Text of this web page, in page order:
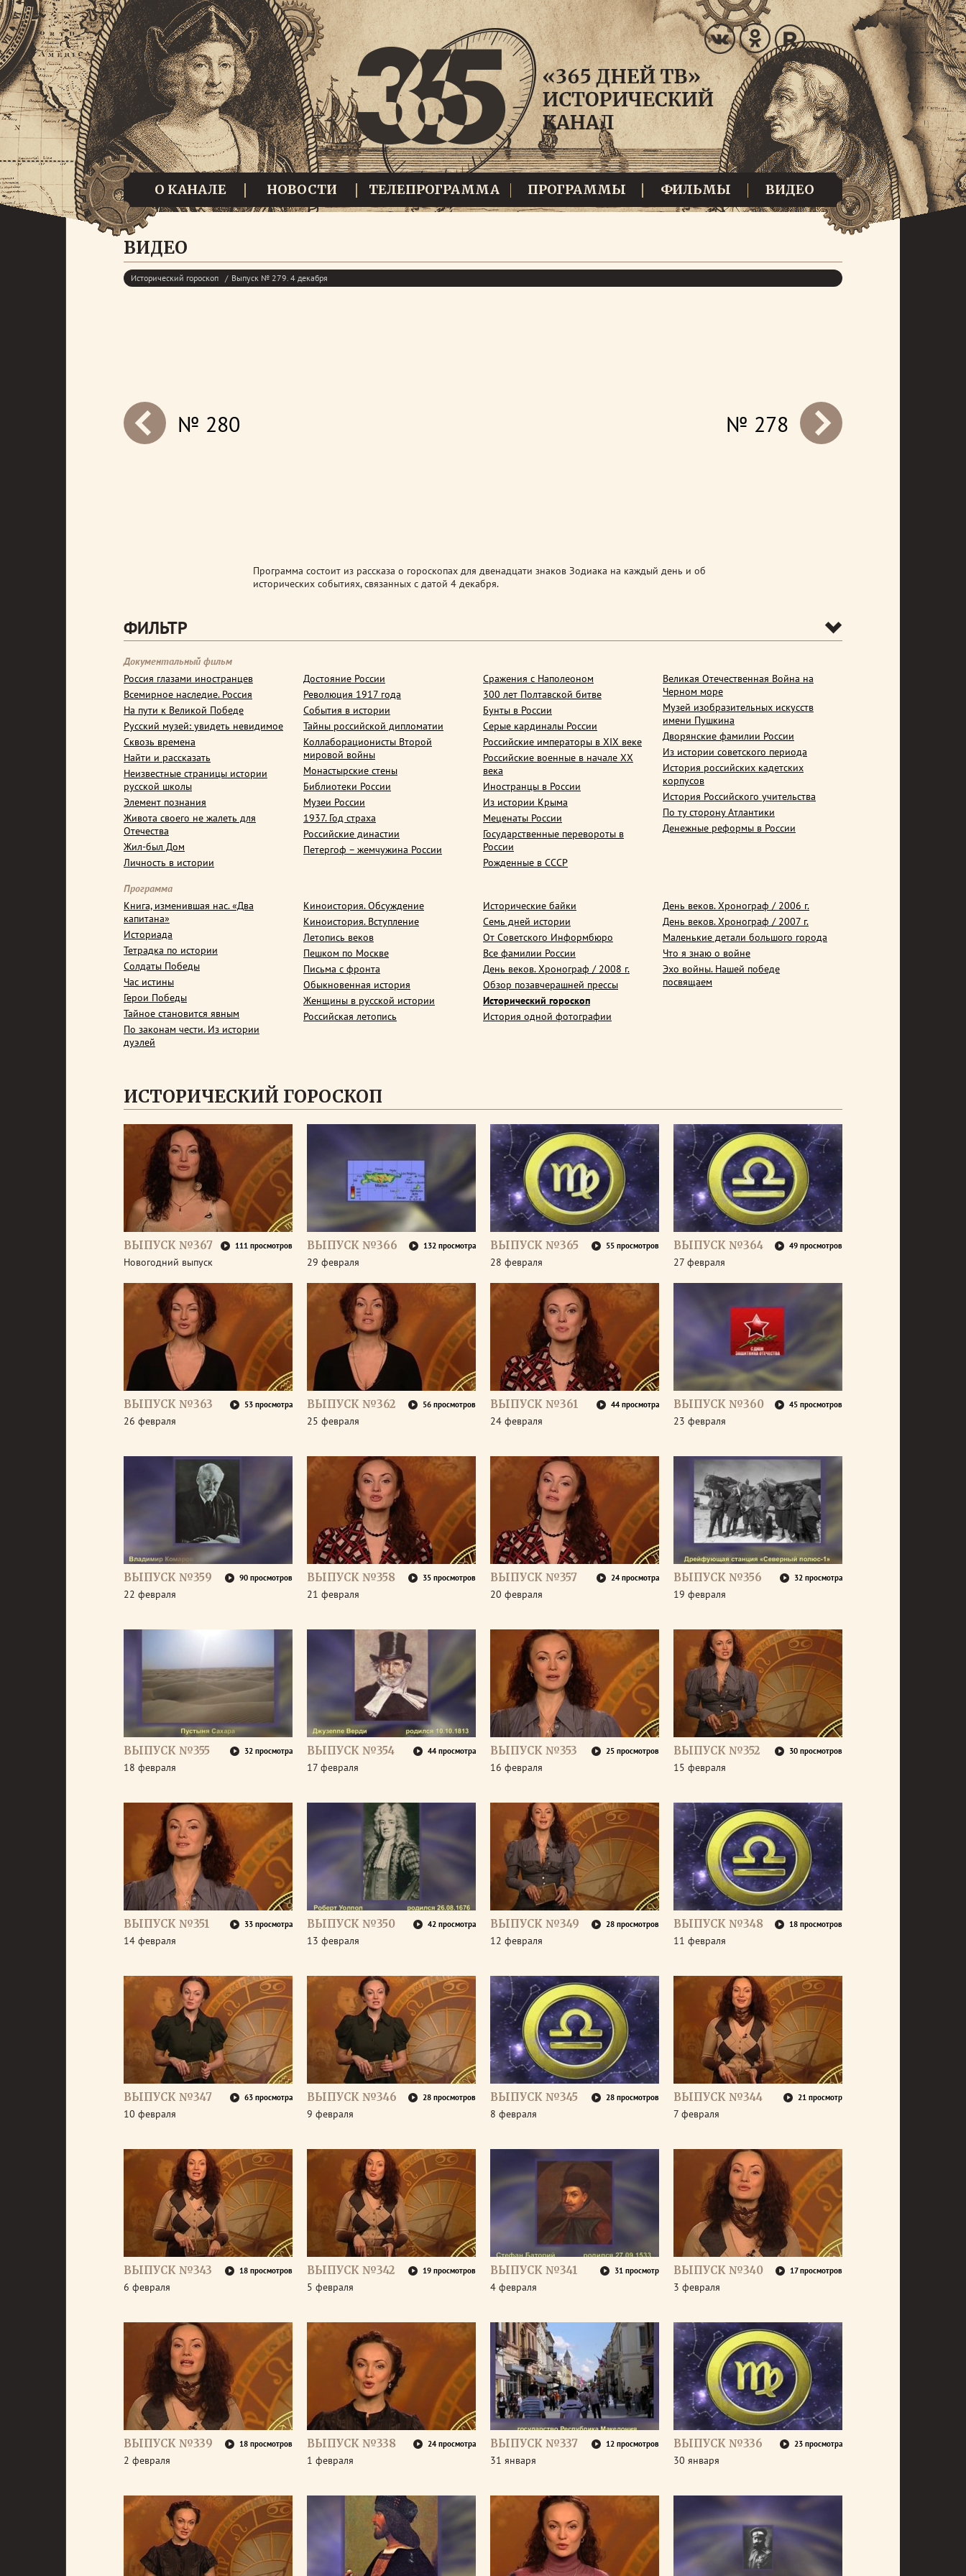
О КАНАЛЕ НОВОСТИ ТЕЛЕПРОГРАММА ПРОГРАММЫ ФИЛЬМЫ ВИДЕО
ВИДЕО
Исторический гороскоп Выпуск № 279. 4 декабря
prev
next № 278
№ 280
Программа состоит из рассказа о гороскопах для двенадцати знаков Зодиака на каждый день и об
исторических событиях, связанных с датой 4 декабря.
ФИЛЬТР
Документальный фильм
Россия глазами иностранцев
Всемирное наследие. Россия
На пути к Великой Победе
Русский музей: увидеть невидимое
Сквозь времена
Найти и рассказать
Неизвестные страницы истории
русской школы
Элемент познания
Живота своего не жалеть для
Отечества
Жил-был Дом
Личность в истории
Достояние России
Революция 1917 года
События в истории
Тайны российской дипломатии
Коллаборационисты Второй
мировой войны
Монастырские стены
Библиотеки России
Музеи России
1937. Год страха
Российские династии
Петергоф – жемчужина России
Сражения с Наполеоном
300 лет Полтавской битве
Бунты в России
Серые кардиналы России
Российские императоры в XIX веке
Российские военные в начале ХХ
века
Иностранцы в России
Из истории Крыма
Меценаты России
Государственные перевороты в
России
Рожденные в СССР
Великая Отечественная Война на
Черном море
Музей изобразительных искусств
имени Пушкина
Дворянские фамилии России
Из истории советского периода
История российских кадетских
корпусов
История Российского учительства
По ту сторону Атлантики
Денежные реформы в России
Программа
Книга, изменившая нас. «Два
капитана»
Историада
Тетрадка по истории
Солдаты Победы
Час истины
Герои Победы
Тайное становится явным
По законам чести. Из истории
дуэлей
Киноистория. Обсуждение
Киноистория. Вступление
Летопись веков
Пешком по Москве
Письма с фронта
Обыкновенная история
Женщины в русской истории
Российская летопись
Исторические байки
Семь дней истории
От Советского Информбюро
Все фамилии России
День веков. Хронограф / 2008 г.
Обзор позавчерашней прессы
Исторический гороскоп
История одной фотографии
День веков. Хронограф / 2006 г.
День веков. Хронограф / 2007 г.
Маленькие детали большого города
Что я знаю о войне
Эхо войны. Нашей победе
посвящаем
ИСТОРИЧЕСКИЙ ГОРОСКОП
ВЫПУСК №367 111 просмотров
Новогодний выпуск
ВЫПУСК №366 132 просмотра
29 февраля
ВЫПУСК №365 55 просмотров
28 февраля
ВЫПУСК №364 49 просмотров
27 февраля
ВЫПУСК №363 53 просмотра
26 февраля
ВЫПУСК №362 56 просмотров
25 февраля
ВЫПУСК №361 44 просмотра
24 февраля
ВЫПУСК №360 45 просмотров
23 февраля
ВЫПУСК №359 90 просмотров
22 февраля
ВЫПУСК №358 35 просмотров
21 февраля
ВЫПУСК №357 24 просмотра
20 февраля
ВЫПУСК №356 32 просмотра
19 февраля
ВЫПУСК №355 32 просмотра
18 февраля
ВЫПУСК №354 44 просмотра
17 февраля
ВЫПУСК №353 25 просмотров
16 февраля
ВЫПУСК №352 30 просмотров
15 февраля
ВЫПУСК №351 33 просмотра
14 февраля
ВЫПУСК №350 42 просмотра
13 февраля
ВЫПУСК №349 28 просмотров
12 февраля
ВЫПУСК №348 18 просмотров
11 февраля
ВЫПУСК №347 63 просмотра
10 февраля
ВЫПУСК №346 28 просмотров
9 февраля
ВЫПУСК №345 28 просмотров
8 февраля
ВЫПУСК №344 21 просмотр
7 февраля
ВЫПУСК №343 18 просмотров
6 февраля
ВЫПУСК №342 19 просмотров
5 февраля
ВЫПУСК №341 31 просмотр
4 февраля
ВЫПУСК №340 17 просмотров
3 февраля
ВЫПУСК №339 18 просмотров
2 февраля
ВЫПУСК №338 24 просмотра
1 февраля
ВЫПУСК №337 12 просмотров
31 января
ВЫПУСК №336 23 просмотра
30 января